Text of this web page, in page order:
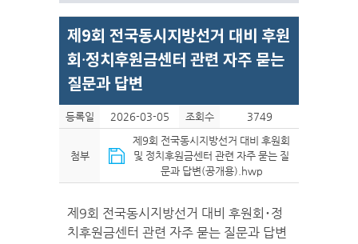
제9회 전국동시지방선거 대비 후원
회·정치후원금센터 관련 자주 묻는
질문과 답변
등록일 2026-03-05 조회수 3749
첨부
제9회 전국동시지방선거 대비 후원회
및 정치후원금센터 관련 자주 묻는 질
문과 답변(공개용).hwp
제9회 전국동시지방선거 대비 후원회･정
치후원금센터 관련 자주 묻는 질문과 답변